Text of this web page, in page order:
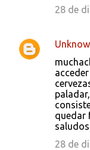
28 de
quedar
saludos
28 de